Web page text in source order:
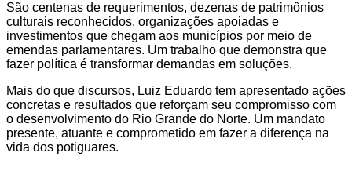
São centenas de requerimentos, dezenas de patrimônios
culturais reconhecidos, organizações apoiadas e
investimentos que chegam aos municípios por meio de
emendas parlamentares. Um trabalho que demonstra que
fazer política é transformar demandas em soluções.
Mais do que discursos, Luiz Eduardo tem apresentado ações
concretas e resultados que reforçam seu compromisso com
o desenvolvimento do Rio Grande do Norte. Um mandato
presente, atuante e comprometido em fazer a diferença na
vida dos potiguares.